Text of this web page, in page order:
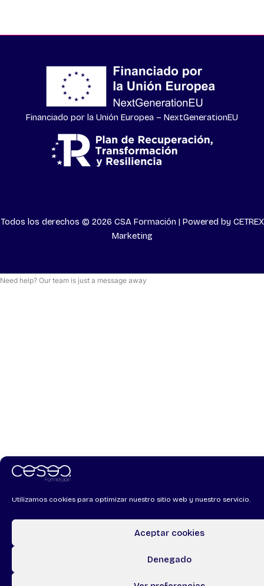
Utilizamos cookies para optimizar nuestro sitio web y nuestro servicio.
Aceptar cookies
Denegado
Financiado por la Unión Europea – NextGenerationEU
Todos los derechos © 2026 CSA Formación | Powered by CETREX
Marketing
Need help? Our team is just a message away